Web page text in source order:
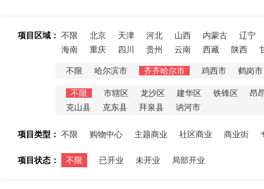
项目区域： 不限 北京 天津 河北 山西 内蒙古
辽宁
海南
重庆 四川 贵州 云南 西藏 陕西
不限 哈尔滨市 齐齐哈尔市 鸡西市 鹤岗市
不限 市辖区 龙沙区 建华区 铁锋区
昂
克山县
克东县 拜泉县 讷河市
项目类型： 不限 购物中心 主题商业 社区商业 商业街
项目状态： 不限 已开业 未开业 局部开业